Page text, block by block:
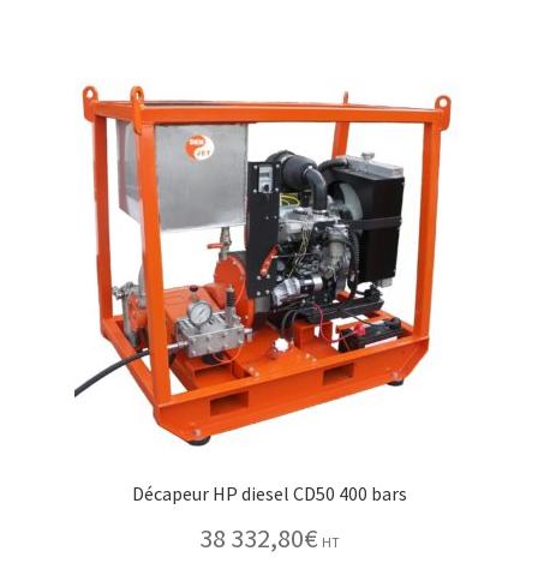
Décapeur HP diesel CD50 400 bars
38 332,80€ HT